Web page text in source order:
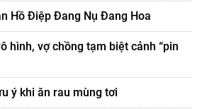
Hồ Điệp Đang Nụ Đang Hoa
hình, vợ chồng tạm biệt cảnh “pin
ý khi ăn rau mùng tơi